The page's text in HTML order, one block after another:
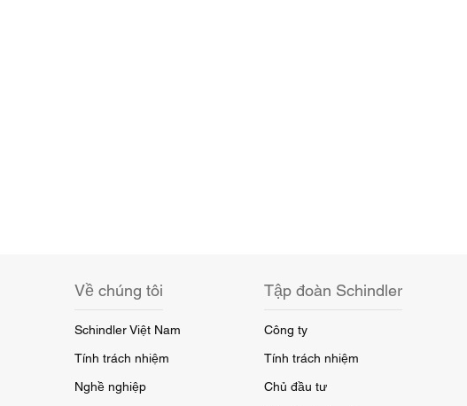
Về chúng tôi
Schindler Việt Nam
Tính trách nhiệm
Nghề nghiệp
Tập đoàn Schindler
Công ty
Tính trách nhiệm
Chủ đầu tư